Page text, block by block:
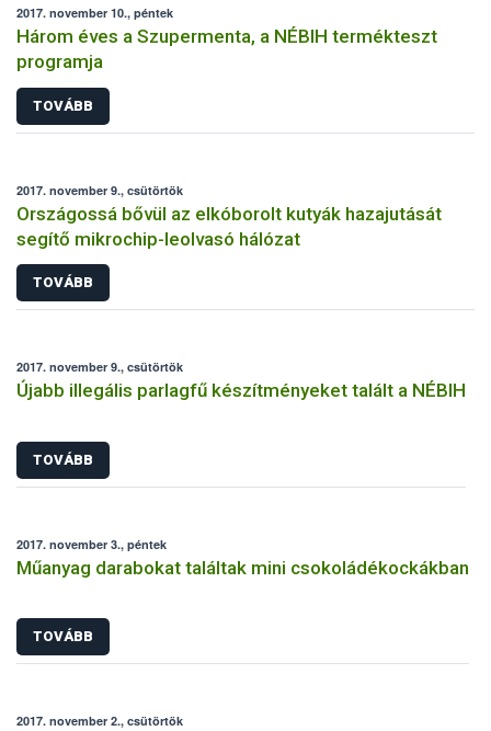
2017. november 10., péntek
Három éves a Szupermenta, a NÉBIH termékteszt
programja
TOVÁBB
2017. november 9., csütörtök
Országossá bővül az elkóborolt kutyák hazajutását
segítő mikrochip-leolvasó hálózat
TOVÁBB
2017. november 9., csütörtök
Újabb illegális parlagfű készítményeket talált a NÉBIH
TOVÁBB
2017. november 3., péntek
Műanyag darabokat találtak mini csokoládékockákban
TOVÁBB
2017. november 2., csütörtök